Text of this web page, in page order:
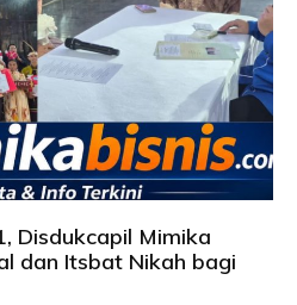
Disdukcapil Mimika
dan Itsbat Nikah bagi